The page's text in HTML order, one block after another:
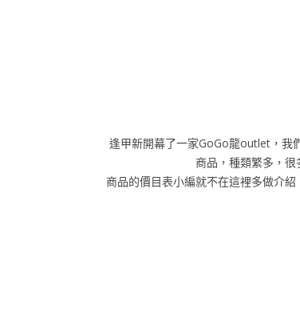
逢甲新開幕了一家GoGo龍outlet，我
商品，種類繁多，
商品的價目表小編就不在這裡多做介